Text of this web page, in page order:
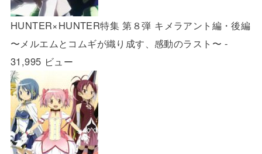
HUNTER×HUNTER特集 第８弾 キメラアント編・後編
〜メルエムとコムギが織り成す、感動のラスト〜 -
31,995 ビュー